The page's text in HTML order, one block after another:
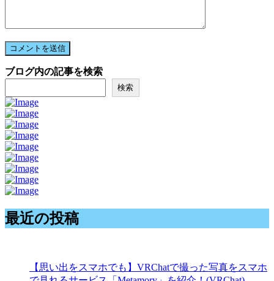
ブログ内の記事を検索
検索
最近の投稿
【思い出をスマホでも】VRChatで撮った写真をスマホ